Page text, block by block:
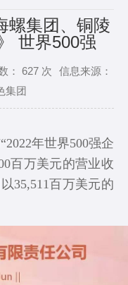
螺集团、铜陵
世界500强
： 627次
信息来源：
集团
年世界500强企
百万美元的营业收
35,511百万美元的